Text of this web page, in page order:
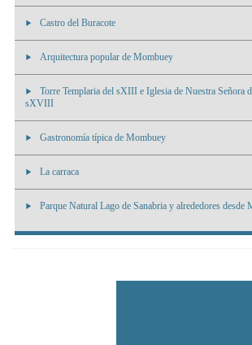
Castro del Buracote
Arquitectura popular de Mombuey
Torre Templaria del sXIII e Iglesia de Nuestra Señora
sXVIII
Gastronomía típica de Mombuey
La carraca
Parque Natural Lago de Sanabria y alrededores desde